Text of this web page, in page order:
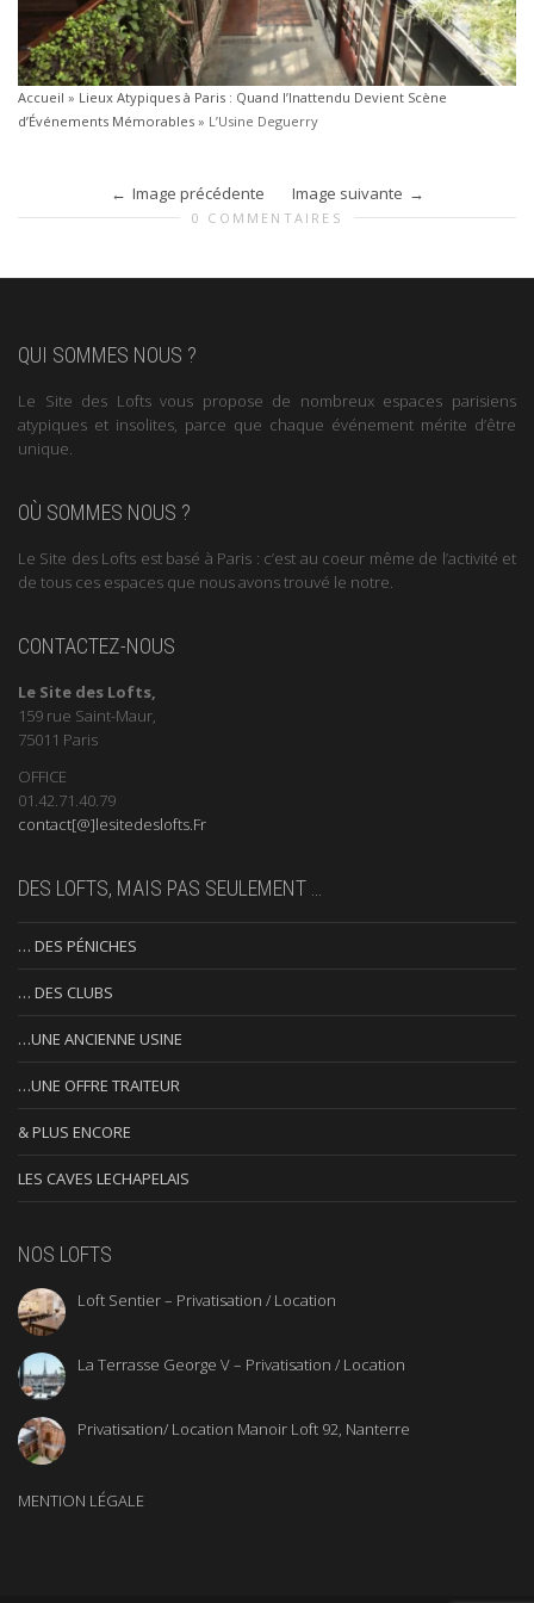
Accueil » Lieux Atypiques à Paris : Quand l’Inattendu Devient Scène
d’Événements Mémorables » L’Usine Deguerry
Image précédente Image suivante
0 COMMENTAIRES
QUI SOMMES NOUS ?
Le Site des Lofts vous propose de nombreux espaces parisiens
atypiques et insolites, parce que chaque événement mérite d’être
unique.
OÙ SOMMES NOUS ?
Le Site des Lofts est basé à Paris : c’est au coeur même de l’activité et
de tous ces espaces que nous avons trouvé le notre.
CONTACTEZ-NOUS
Le Site des Lofts,
159 rue Saint-Maur,
75011 Paris
OFFICE
01.42.71.40.79
contact[@]lesitedeslofts.Fr
DES LOFTS, MAIS PAS SEULEMENT …
… DES PÉNICHES
… DES CLUBS
…UNE ANCIENNE USINE
…UNE OFFRE TRAITEUR
& PLUS ENCORE
LES CAVES LECHAPELAIS
NOS LOFTS
Loft Sentier – Privatisation / Location
La Terrasse George V – Privatisation / Location
Privatisation/ Location Manoir Loft 92, Nanterre
MENTION LÉGALE